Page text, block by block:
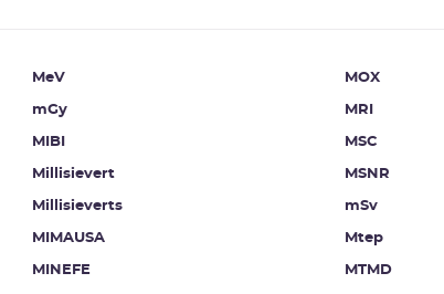
MeV
mGy
MIBI
Millisievert
Millisieverts
MIMAUSA
MINEFE
MOX
MRI
MSC
MSNR
mSv
Mtep
MTMD